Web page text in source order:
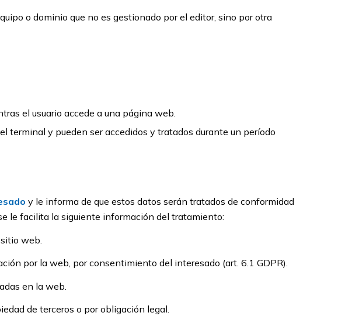
o dominio que no es gestionado por el editor, sino por otra
el usuario accede a una página web.
terminal y pueden ser accedidos y tratados durante un período
y le informa de que estos datos serán tratados de conformidad
le facilita la siguiente información del tratamiento:
web.
por la web, por consentimiento del interesado (art. 6.1 GDPR).
en la web.
de terceros o por obligación legal.